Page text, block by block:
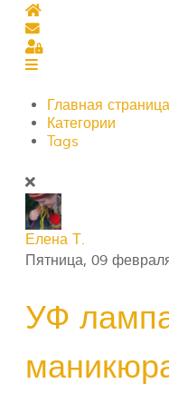
Главная страница
Подписаться на
Sign In
Главная страница
Категории
Tags
Елена Т.
Пятница, 09
УФ